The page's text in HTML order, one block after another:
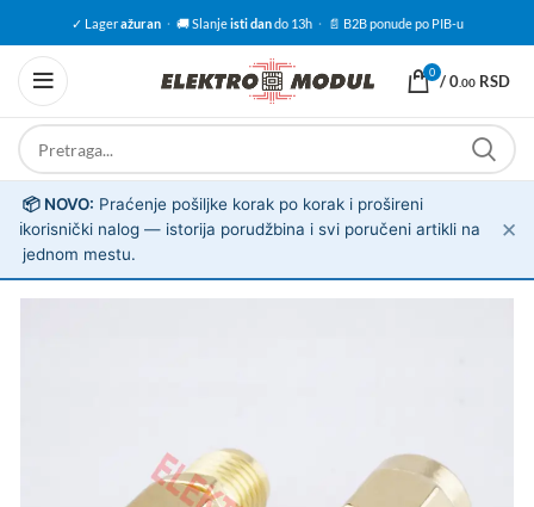
✓ Lageražuran · 🚚 Slanjeisti dando 13h · 📄 B2B ponude po PIB-u
0 /0.00 RSD
ℹ️
📦 NOVO: Praćenje pošiljke korak po korak i prošireni
korisnički nalog — istorija porudžbina i svi poručeni artikli na
jednom mestu.
✕